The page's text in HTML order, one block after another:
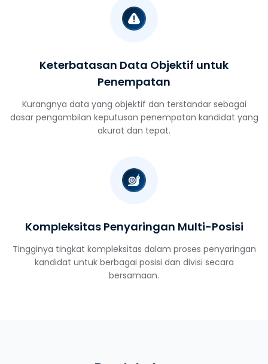
Keterbatasan Data Objektif untuk
Penempatan
Kurangnya data yang objektif dan terstandar sebagai
dasar pengambilan keputusan penempatan kandidat yang
akurat dan tepat.
Kompleksitas Penyaringan Multi-Posisi
Tingginya tingkat kompleksitas dalam proses penyaringan
kandidat untuk berbagai posisi dan divisi secara
bersamaan.